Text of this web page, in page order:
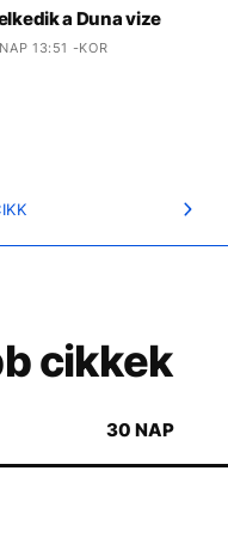
a Duna vize
13:51 -KOR
cikkek
30 NAP